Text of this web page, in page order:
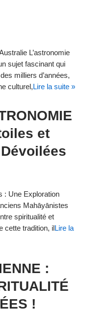
L’astronomie
sujet fascinant qui
milliers d’années,
culturel,Lire la suite »
et
: Une Exploration
Mahāyānistes
spiritualité et
cette tradition, ilLire la
:
!